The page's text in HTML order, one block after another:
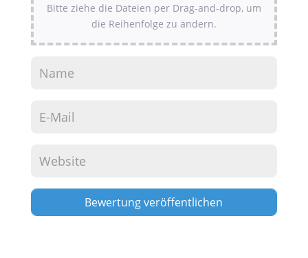
Bitte ziehe die Dateien per Drag-and-drop, um
die Reihenfolge zu ändern.